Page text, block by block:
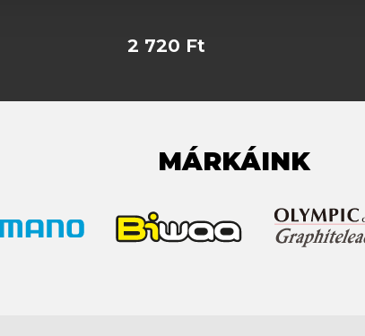
2 720 Ft
MÁRKÁINK